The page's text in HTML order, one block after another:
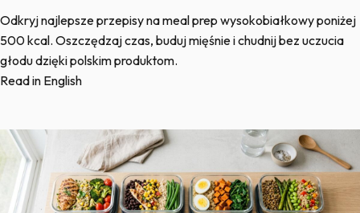
Odkryj najlepsze przepisy na meal prep wysokobiałkowy poniżej
500 kcal. Oszczędzaj czas, buduj mięśnie i chudnij bez uczucia
głodu dzięki polskim produktom.
Read in English